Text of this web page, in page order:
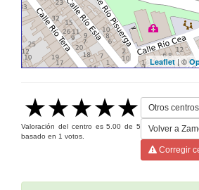
Leaflet | ©
Valoración del centro es5.00 de5
basado en 1 votos.
Otros
Volver a
Corregir